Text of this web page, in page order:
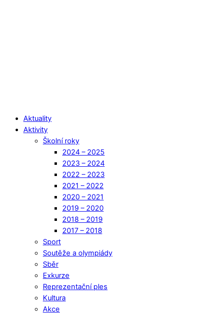
Aktuality
Aktivity
Školní roky
2024 – 2025
2023 – 2024
2022 – 2023
2021 – 2022
2020 – 2021
2019 – 2020
2018 – 2019
2017 – 2018
Sport
Soutěže a olympiády
Sběr
Exkurze
Reprezentační ples
Kultura
Akce